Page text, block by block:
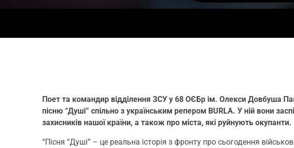
Поет та командир відділення ЗСУ у 68 ОЄБр ім. Олекси Довбуша
пісню “Душі” спільно з українським репером BURLA. У ній вони
захисників нашої країни, а також про міста, які руйнують окупанти.
“Пісня “Душі” – це реальна історія з фронту про сьогодення